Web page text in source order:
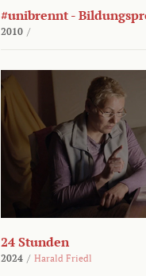
#unibrennt -
2010 /
24 Stunden
2024 / Harald Friedl